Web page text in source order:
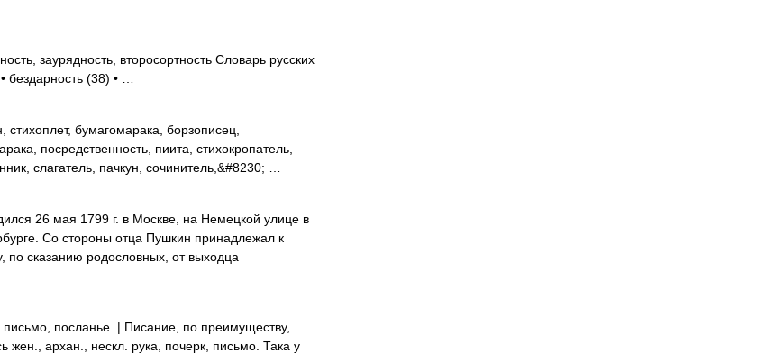
заурядность, второсортность Словарь русских
(38) • …
бумагомарака, борзописец,
посредственность, пиита, стихокропатель,
слагатель, пачкун, сочинитель,&#8230; …
26 мая 1799 г. в Москве, на Немецкой улице в
Со стороны отца Пушкин принадлежал к
по сказанию родословных, от выходца
посланье. | Писание, по преимуществу,
архан., нескл. рука, почерк, письмо. Така у